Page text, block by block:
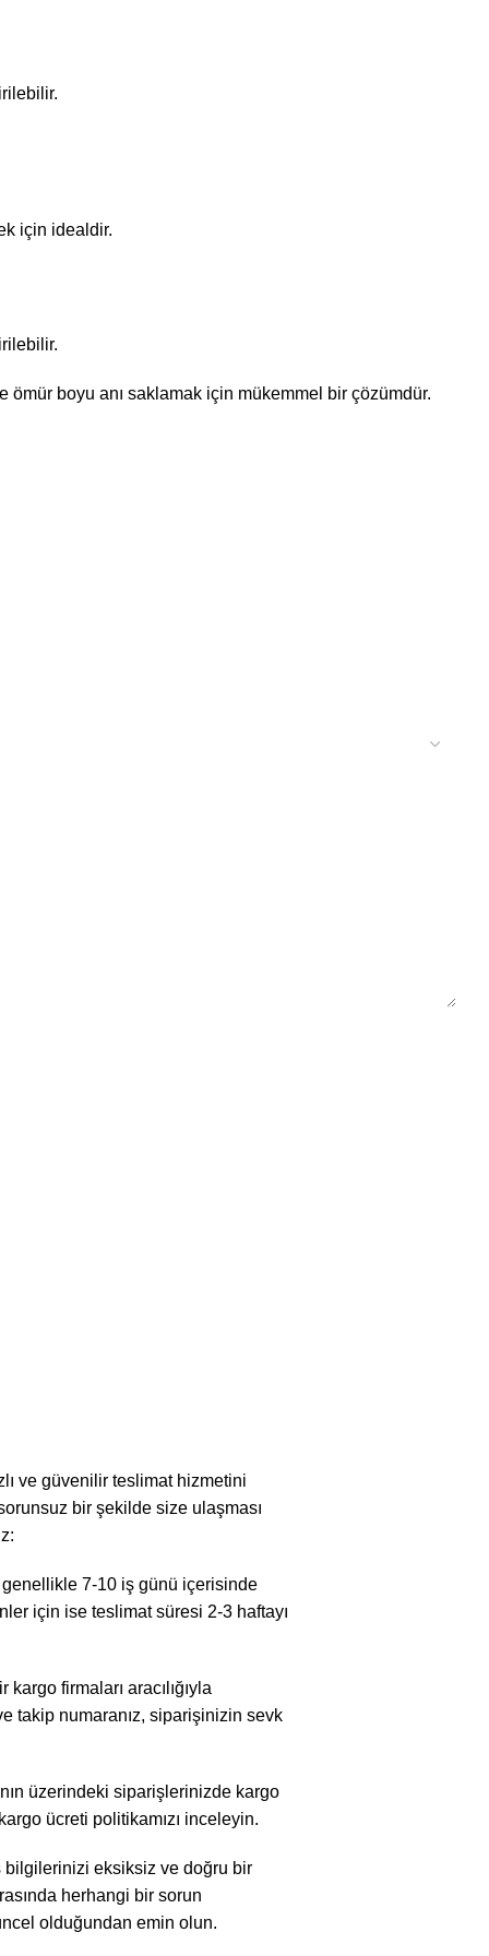
için idealdir.
ömür boyu anı saklamak için mükemmel bir çözümdür.
ve güvenilir teslimat hizmetini
bir şekilde size ulaşması
7-10 iş günü içerisinde
için ise teslimat süresi 2-3 haftayı
firmaları aracılığıyla
takip numaranız, siparişinizin sevk
üzerindeki siparişlerinizde kargo
ücreti politikamızı inceleyin.
bilgilerinizi eksiksiz ve doğru bir
herhangi bir sorun
olduğundan emin olun.